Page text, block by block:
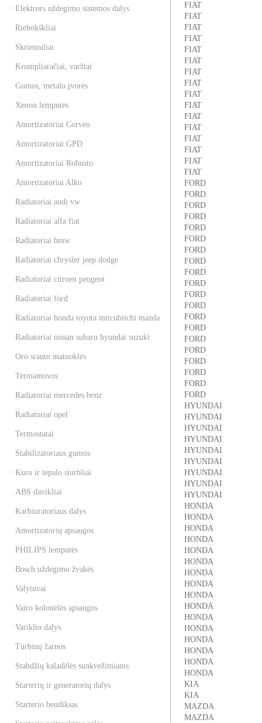
Elektrors uždegimo sistemos dalys
Riebokškliai
Skriemuliai
Krumpliaračiai, varžtai
Gumos, metalo įvorės
Xenon lemputės
Amortizatoriai Corven
Amortizatoriai GPD
Amortizatoriai Robusto
Amortizatoriai Alko
Radiatoriai audi vw
Radiatoriai alfa fiat
Radiatoriai bmw
Radiatoriai chrysler jeep dodge
Radiatoriai citroen peugeot
Radiatoriai ford
Radiatoriai honda toyota mitcubitchi mazda
Radiatoriai nissan subaru hyundai suzuki
Oro srauto matuoklės
Termamovos
Radiatoriai mercedes benz
Radiatoriai opel
Termostatai
Stabilizatoriaus gumos
Kuro ir tepalo siurbliai
ABS davikliai
Karbiuratoriaus dalys
Amortizatorių apsaugos
PHILIPS lemputės
Bosch uždegimo žvakės
Valytuvai
Vairo kolonėlės apsaugos
Variklio dalys
Turbinų žarnos
Stabdžių kaladėlės sunkvežimiams
Starterių ir generatorių dalys
Starterio bendiksas
FIAT
FIAT
FIAT
FIAT
FIAT
FIAT
FIAT
FIAT
FIAT
FIAT
FIAT
FIAT
FIAT
FIAT
FIAT
FIAT
FORD
FORD
FORD
FORD
FORD
FORD
FORD
FORD
FORD
FORD
FORD
FORD
FORD
FORD
FORD
FORD
FORD
FORD
FORD
FORD
HYUNDAI
HYUNDAI
HYUNDAI
HYUNDAI
HYUNDAI
HYUNDAI
HYUNDAI
HYUNDAI
HYUNDAI
HONDA
HONDA
HONDA
HONDA
HONDA
HONDA
HONDA
HONDA
HONDA
HONDA
HONDA
HONDA
HONDA
HONDA
HONDA
HONDA
KIA
KIA
MAZDA
MAZDA